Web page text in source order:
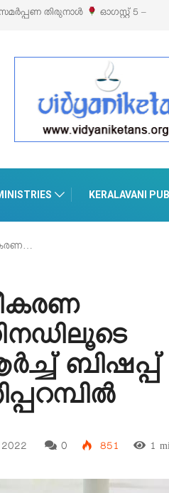
–‘പെറ്റൽസ്’ ലൈഫ് സ്റ്റൈൽ
KERALAVANI
ബിഷപ്പ്
2022 0 851 1